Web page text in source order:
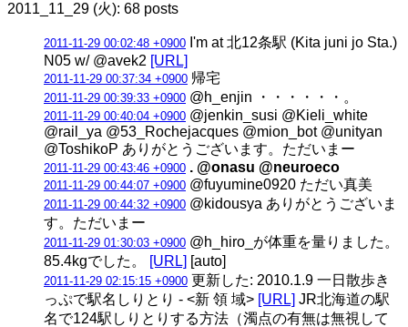
2011_11_29 (火): 68 posts
2011-11-29 00:02:48 +0900 I'm at 北12条駅 (Kita juni jo Sta.)
N05 w/ @avek2 [URL]
2011-11-29 00:37:34 +0900 帰宅
2011-11-29 00:39:33 +0900 @h_enjin ・・・・・・。
2011-11-29 00:40:04 +0900 @jenkin_susi @Kieli_white
@rail_ya @53_Rochejacques @mion_bot @unityan
@ToshikoP ありがとうございます。ただいまー
2011-11-29 00:43:46 +0900 . @onasu @neuroeco
2011-11-29 00:44:07 +0900 @fuyumine0920 ただい真美
2011-11-29 00:44:32 +0900 @kidousya ありがとうございま
す。ただいまー
2011-11-29 01:30:03 +0900 @h_hiro_が体重を量りました。
85.4kgでした。
[URL] [auto]
2011-11-29 02:15:15 +0900 更新した: 2010.1.9 一日散歩き
っぷで駅名しりとり - <新 領 域> [URL] JR北海道の駅
名で124駅しりとりする方法（濁点の有無は無視して